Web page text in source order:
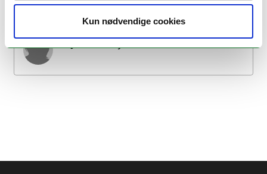
Kun nødvendige cookies